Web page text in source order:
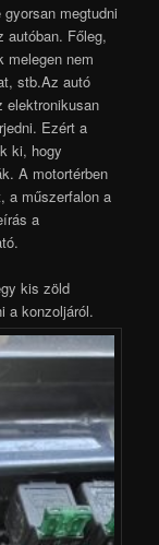
megtudni
autóban. Főleg,
melegen nem
stb.Az autó
elektronikusan
Ezért a
ki, hogy
A motortérben
a műszerfalon a
a
kis zöld
a konzoljáról.